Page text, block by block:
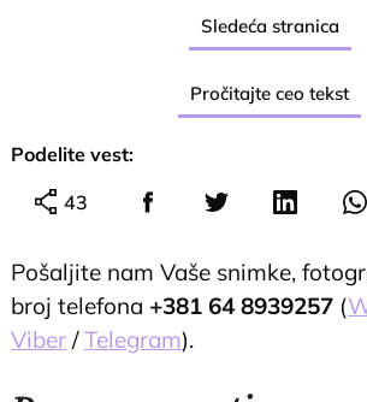
Sledeća stranica
Pročitajte ceo tekst
Podelite vest:
43
Pošaljite nam Vaše snimke,
broj telefona +381 64 8939257 (
Viber /Telegram).